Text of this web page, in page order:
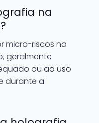
na
micro-riscos na
geralmente
ou ao uso
durante a